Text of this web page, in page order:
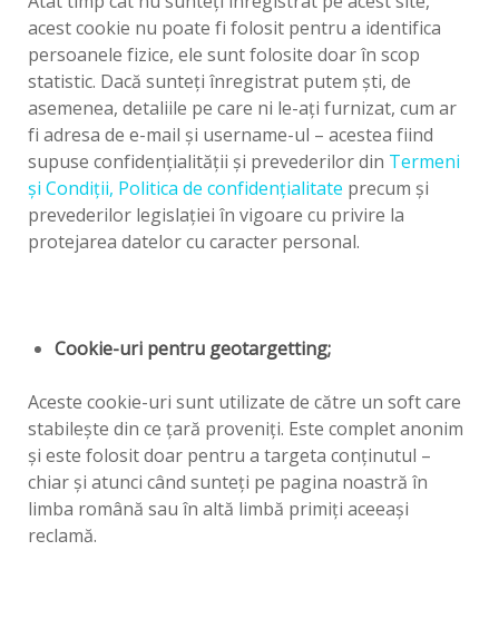
acest cookie nu poate fi folosit pentru a identifica
persoanele fizice, ele sunt folosite doar în scop
statistic. Dacă sunteţi înregistrat putem şti, de
asemenea, detaliile pe care ni le-aţi furnizat, cum ar
fi adresa de e-mail şi username-ul – acestea fiind
supuse confidenţialităţii şi prevederilor din Termeni
şi Condiţii, Politica de confidenţialitate precum şi
prevederilor legislaţiei în vigoare cu privire la
protejarea datelor cu caracter personal.
Cookie-uri pentru geotargetting;
Aceste cookie-uri sunt utilizate de către un soft care
stabileşte din ce ţară proveniţi. Este complet anonim
şi este folosit doar pentru a targeta conţinutul –
chiar şi atunci când sunteţi pe pagina noastră în
limba română sau în altă limbă primiţi aceeaşi
reclamă.